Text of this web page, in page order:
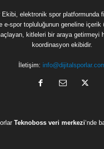
Ekibi, elektronik spor platformunda
e-spor topluluğunun geneline
kitleleri bir araya getirmeyi
koordinasyon ekibidir.
İletişim:
Teknoboss veri merkezi‘nde